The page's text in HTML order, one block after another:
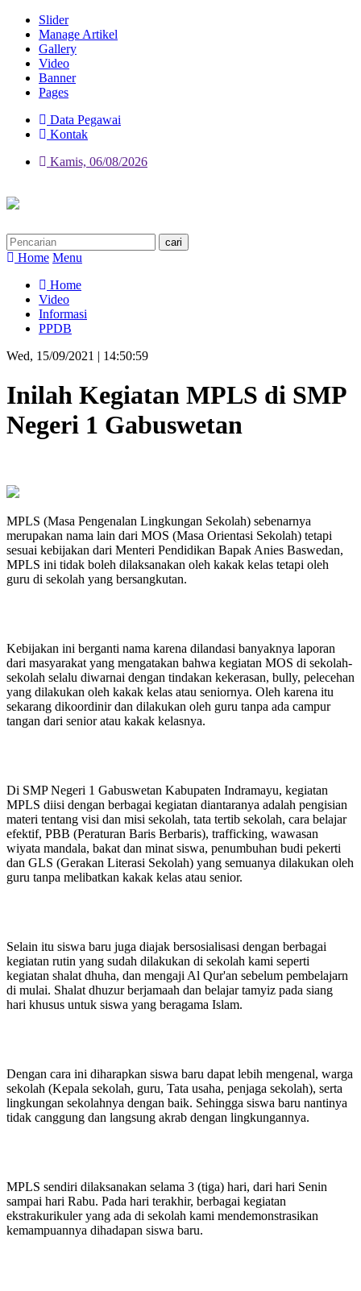
Slider
Manage Artikel
Gallery
Video
Banner
Pages
Data Pegawai
Kontak
Kamis, 06/08/2026
Home Menu
Home
Video
Informasi
PPDB
Wed, 15/09/2021 | 14:50:59
Inilah Kegiatan MPLS di SMP
Negeri 1 Gabuswetan
MPLS (Masa Pengenalan Lingkungan Sekolah) sebenarnya
merupakan nama lain dari MOS (Masa Orientasi Sekolah) tetapi
sesuai kebijakan dari Menteri Pendidikan Bapak Anies Baswedan,
MPLS ini tidak boleh dilaksanakan oleh kakak kelas tetapi oleh
guru di sekolah yang bersangkutan.
Kebijakan ini berganti nama karena dilandasi banyaknya laporan
dari masyarakat yang mengatakan bahwa kegiatan MOS di sekolah-
sekolah selalu diwarnai dengan tindakan kekerasan, bully, pelecehan
yang dilakukan oleh kakak kelas atau seniornya. Oleh karena itu
sekarang dikoordinir dan dilakukan oleh guru tanpa ada campur
tangan dari senior atau kakak kelasnya.
Di SMP Negeri 1 Gabuswetan Kabupaten Indramayu, kegiatan
MPLS diisi dengan berbagai kegiatan diantaranya adalah pengisian
materi tentang visi dan misi sekolah, tata tertib sekolah, cara belajar
efektif, PBB (Peraturan Baris Berbaris), trafficking, wawasan
wiyata mandala, bakat dan minat siswa, penumbuhan budi pekerti
dan GLS (Gerakan Literasi Sekolah) yang semuanya dilakukan oleh
guru tanpa melibatkan kakak kelas atau senior.
Selain itu siswa baru juga diajak bersosialisasi dengan berbagai
kegiatan rutin yang sudah dilakukan di sekolah kami seperti
kegiatan shalat dhuha, dan mengaji Al Qur'an sebelum pembelajarn
di mulai. Shalat dhuzur berjamaah dan belajar tamyiz pada siang
hari khusus untuk siswa yang beragama Islam.
Dengan cara ini diharapkan siswa baru dapat lebih mengenal, warga
sekolah (Kepala sekolah, guru, Tata usaha, penjaga sekolah), serta
lingkungan sekolahnya dengan baik. Sehingga siswa baru nantinya
tidak canggung dan langsung akrab dengan lingkungannya.
MPLS sendiri dilaksanakan selama 3 (tiga) hari, dari hari Senin
sampai hari Rabu. Pada hari terakhir, berbagai kegiatan
ekstrakurikuler yang ada di sekolah kami mendemonstrasikan
kemampuannya dihadapan siswa baru.